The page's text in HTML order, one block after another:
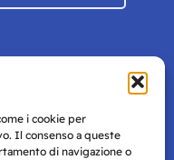
i cookie per
Il consenso a queste
di navigazione o